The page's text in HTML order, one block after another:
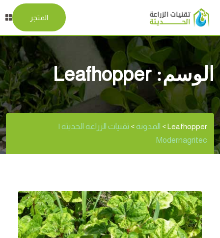
المتجر
الوسم:Leafhopper
Leafhopper
> المدونة> تقنيات الزراعة الحديثة |
Modernagritec